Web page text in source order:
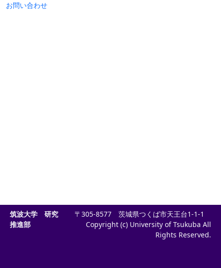
お問い合わせ
筑波大学 研究
推進部
〒305-8577 茨城県つくば市天王台1-1-1
Copyright (c) University of Tsukuba All
Rights Reserved.